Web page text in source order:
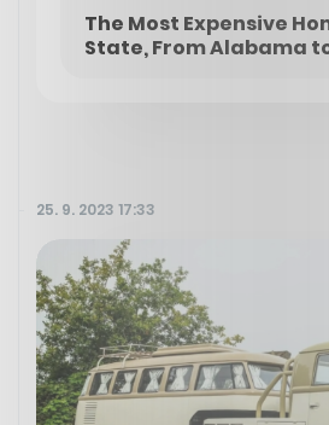
The Most Expensive
State, From Alabama
25. 9. 2023 17:33